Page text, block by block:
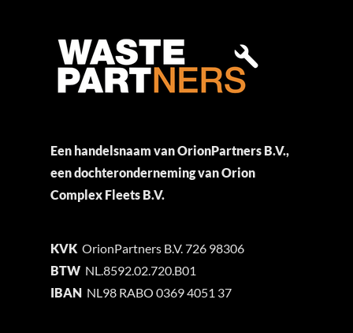
Een handelsnaam van OrionPartners B.V.,
een dochteronderneming van Orion
Complex Fleets B.V.
KVK OrionPartners B.V. 726 98306
BTW NL.8592.02.720.B01
IBAN NL98 RABO 0369 4051 37